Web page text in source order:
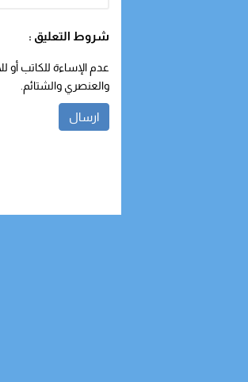
شروط التعليق :
عدم الإساءة للكاتب أو
والعنصري والشتائم.